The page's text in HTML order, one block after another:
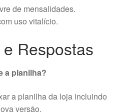
de mensalidades.
uso vitalício.
Respostas
a planilha?
a planilha da loja incluindo
versão.